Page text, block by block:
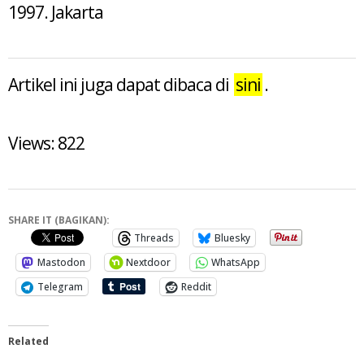
1997. Jakarta
Artikel ini juga dapat dibaca di sini .
Views: 822
SHARE IT (BAGIKAN):
Threads
Bluesky
Mastodon
Nextdoor
WhatsApp
Telegram
Reddit
Related